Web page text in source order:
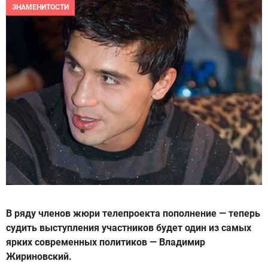
ЗНАМЕНИТОСТИ
В ряду членов жюри телепроекта пополнение — теперь
судить выступления участников будет один из самых
ярких современных политиков — Владимир
Жириновский.